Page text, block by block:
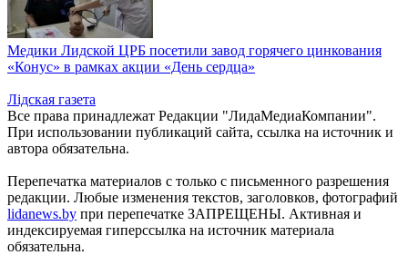
Медики Лидской ЦРБ посетили завод горячего цинкования
«Конус» в рамках акции «День сердца»
Лiдская газета
Все права принадлежат Редакции "ЛидаМедиаКомпании".
При использовании публикаций сайта, ссылка на источник и
автора обязательна.
Перепечатка материалов c только с письменного разрешения
редакции. Любые изменения текстов, заголовков, фотографий
lidanews.by при перепечатке ЗАПРЕЩЕНЫ. Активная и
индексируемая гиперссылка на источник материала
обязательна.